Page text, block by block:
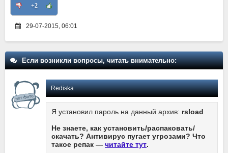
+2
29-07-2015, 06:01
Если возникли вопросы, читать внимательно:
Rediska
Я установил пароль на данный архив: rsload
Не знаете, как установить/распаковать/
скачать? Антивирус пугает угрозами? Что
такое репак — читайте тут.